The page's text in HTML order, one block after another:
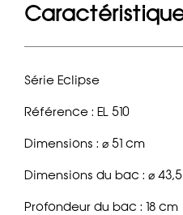
Série Eclipse
Référence : EL 510
Dimensions : ⌀ 51 cm
Dimensions du bac : ⌀
Profondeur du bac : 18 cm